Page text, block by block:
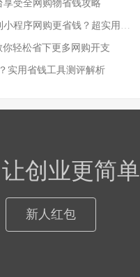
享受全网购物省钱攻略
网购更省钱？超实用攻略来了
轻松省下更多网购开支
实用省钱工具测评解析
创业更简单
新人红包